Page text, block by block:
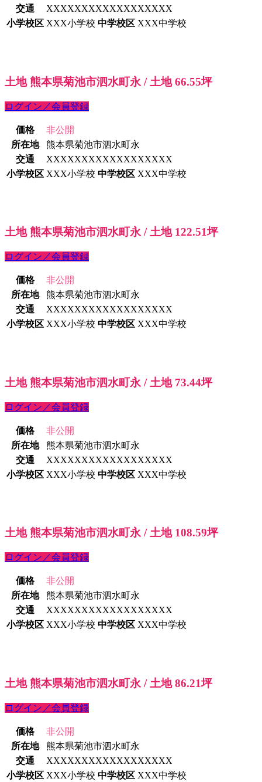
交通
XXXXXXXXXXXXXXXXXX
小学校区 XXX小学校 中学校区 XXX中学校
土地 熊本県菊池市泗水町永 / 土地 66.55坪
ログイン／会員登録
価格
非公開
所在地
熊本県菊池市泗水町永
交通
XXXXXXXXXXXXXXXXXX
小学校区 XXX小学校 中学校区 XXX中学校
土地 熊本県菊池市泗水町永 / 土地 122.51坪
ログイン／会員登録
価格
非公開
所在地
熊本県菊池市泗水町永
交通
XXXXXXXXXXXXXXXXXX
小学校区 XXX小学校 中学校区 XXX中学校
土地 熊本県菊池市泗水町永 / 土地 73.44坪
ログイン／会員登録
価格
非公開
所在地
熊本県菊池市泗水町永
交通
XXXXXXXXXXXXXXXXXX
小学校区 XXX小学校 中学校区 XXX中学校
土地 熊本県菊池市泗水町永 / 土地 108.59坪
ログイン／会員登録
価格
非公開
所在地
熊本県菊池市泗水町永
交通
XXXXXXXXXXXXXXXXXX
小学校区 XXX小学校 中学校区 XXX中学校
土地 熊本県菊池市泗水町永 / 土地 86.21坪
ログイン／会員登録
価格
非公開
所在地
熊本県菊池市泗水町永
交通
XXXXXXXXXXXXXXXXXX
小学校区 XXX小学校 中学校区 XXX中学校